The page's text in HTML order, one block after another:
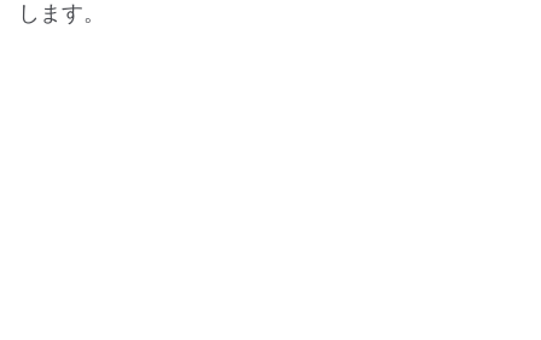
します。